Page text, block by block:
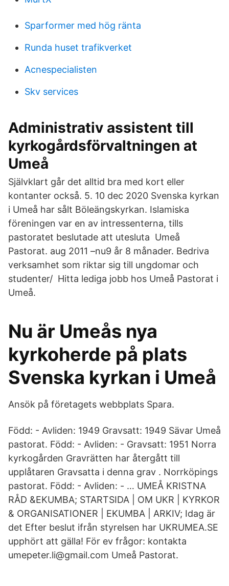
Sparformer med hög ränta
Runda huset trafikverket
Acnespecialisten
Skv services
Administrativ assistent till
kyrkogårdsförvaltningen at
Umeå
Självklart går det alltid bra med kort eller
kontanter också. 5. 10 dec 2020 Svenska kyrkan
i Umeå har sålt Böleängskyrkan. Islamiska
föreningen var en av intressenterna, tills
pastoratet beslutade att utesluta Umeå
Pastorat. aug 2011 –nu9 år 8 månader. Bedriva
verksamhet som riktar sig till ungdomar och
studenter/ Hitta lediga jobb hos Umeå Pastorat i
Umeå.
Nu är Umeås nya
kyrkoherde på plats
Svenska kyrkan i Umeå
Ansök på företagets webbplats Spara.
Född: - Avliden: 1949 Gravsatt: 1949 Sävar Umeå
pastorat. Född: - Avliden: - Gravsatt: 1951 Norra
kyrkogården Gravrätten har återgått till
upplåtaren Gravsatta i denna grav . Norrköpings
pastorat. Född: - Avliden: - … UMEÅ KRISTNA
RÅD &EKUMBA; STARTSIDA | OM UKR | KYRKOR
& ORGANISATIONER | EKUMBA | ARKIV; Idag är
det Efter beslut ifrån styrelsen har UKRUMEA.SE
upphört att gälla! För ev frågor: kontakta
umepeter.li@gmail.com Umeå Pastorat.